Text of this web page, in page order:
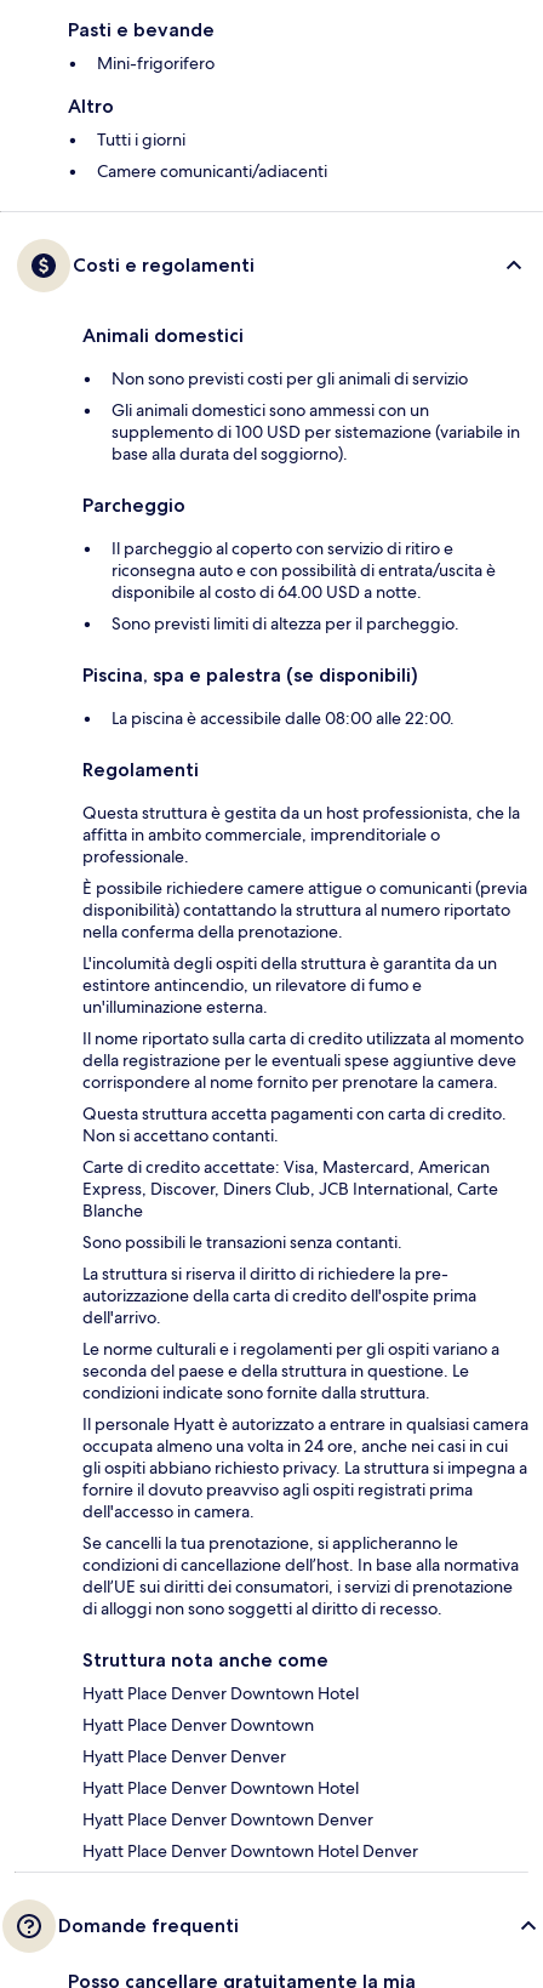
Pasti e bevande
Mini-frigorifero
Altro
Tutti i giorni
Camere comunicanti/adiacenti
Costi e regolamenti
Animali domestici
Non sono previsti costi per gli animali di servizio
Gli animali domestici sono ammessi con un
supplemento di 100 USD per sistemazione (variabile in
base alla durata del soggiorno).
Parcheggio
Il parcheggio al coperto con servizio di ritiro e
riconsegna auto e con possibilità di entrata/uscita è
disponibile al costo di 64.00 USD a notte.
Sono previsti limiti di altezza per il parcheggio.
Piscina, spa e palestra (se disponibili)
La piscina è accessibile dalle 08:00 alle 22:00.
Regolamenti
Questa struttura è gestita da un host professionista, che la
affitta in ambito commerciale, imprenditoriale o
professionale.
È possibile richiedere camere attigue o comunicanti (previa
disponibilità) contattando la struttura al numero riportato
nella conferma della prenotazione.
L'incolumità degli ospiti della struttura è garantita da un
estintore antincendio, un rilevatore di fumo e
un'illuminazione esterna.
Il nome riportato sulla carta di credito utilizzata al momento
della registrazione per le eventuali spese aggiuntive deve
corrispondere al nome fornito per prenotare la camera.
Questa struttura accetta pagamenti con carta di credito.
Non si accettano contanti.
Carte di credito accettate: Visa, Mastercard, American
Express, Discover, Diners Club, JCB International, Carte
Blanche
Sono possibili le transazioni senza contanti.
La struttura si riserva il diritto di richiedere la pre-
autorizzazione della carta di credito dell'ospite prima
dell'arrivo.
Le norme culturali e i regolamenti per gli ospiti variano a
seconda del paese e della struttura in questione. Le
condizioni indicate sono fornite dalla struttura.
Il personale Hyatt è autorizzato a entrare in qualsiasi camera
occupata almeno una volta in 24 ore, anche nei casi in cui
gli ospiti abbiano richiesto privacy. La struttura si impegna a
fornire il dovuto preavviso agli ospiti registrati prima
dell'accesso in camera.
Se cancelli la tua prenotazione, si applicheranno le
condizioni di cancellazione dell’host. In base alla normativa
dell’UE sui diritti dei consumatori, i servizi di prenotazione
di alloggi non sono soggetti al diritto di recesso.
Struttura nota anche come
Hyatt Place Denver Downtown Hotel
Hyatt Place Denver Downtown
Hyatt Place Denver Denver
Hyatt Place Denver Downtown Hotel
Hyatt Place Denver Downtown Denver
Hyatt Place Denver Downtown Hotel Denver
Domande frequenti
Posso cancellare gratuitamente la mia